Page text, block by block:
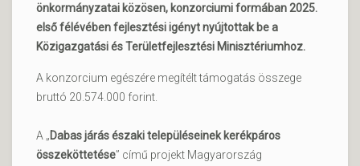
önkormányzatai közösen, konzorciumi formában 2025.
első félévében fejlesztési igényt nyújtottak be a
Közigazgatási és Területfejlesztési Minisztériumhoz.
A konzorcium egészére megítélt támogatás összege
bruttó 20.574.000 forint.
A „Dabas járás északi településeinek kerékpáros
összeköttetése” című projekt Magyarország